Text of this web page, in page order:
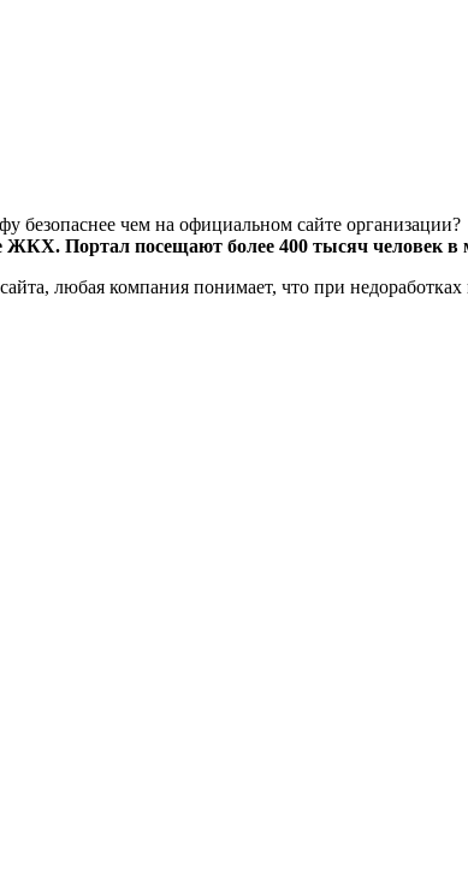
безопаснее чем на официальном сайте организации?
ЖКХ. Портал посещают более 400 тысяч человек в
любая компания понимает, что при